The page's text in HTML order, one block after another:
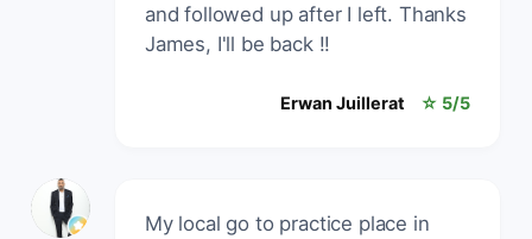
and followed up after I left. Thanks
James, I'll be back !!
Erwan Juillerat ☆ 5/5
My local go to practice place in